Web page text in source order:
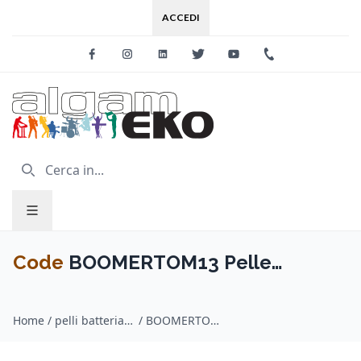
ACCEDI
FacebookInstagramLinkedinTwitter Youtube
Code BOOMERTOM13 Pelle
Singolo Strato da 10 mils
Home / pelli batteria / Code / BOOMERTOM13 Pelle BOOMER TOM Trasparente da 13" Singolo Strato da 10 mils